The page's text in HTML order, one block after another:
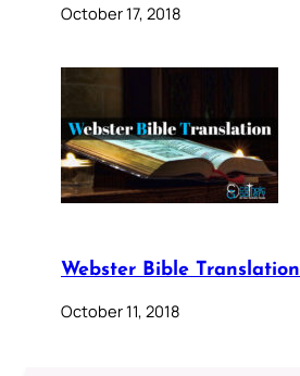
October 17, 2018
Webster Bible Translation
October 11, 2018